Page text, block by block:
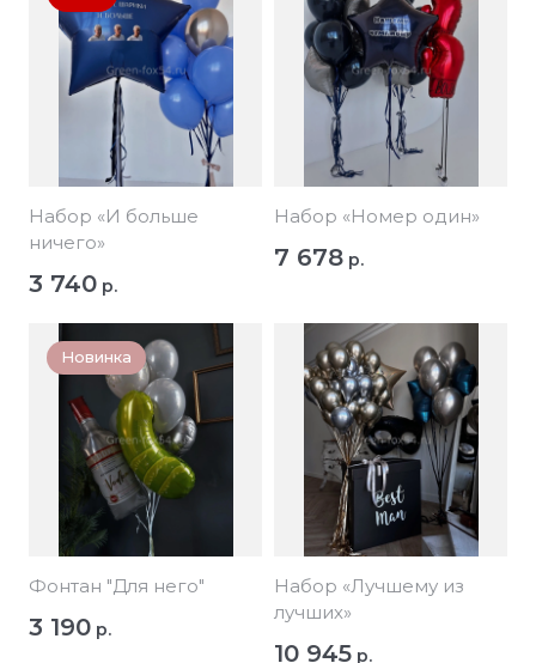
Набор «И больше
ничего»
3 740 р.
Набор «Номер один»
7 678 р.
Новинка
Фонтан "Для него"
3 190 р.
Набор «Лучшему из
лучших»
10 945 р.